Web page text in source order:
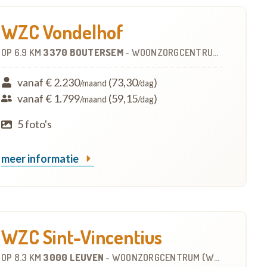
WZC Vondelhof
OP 6.9 KM 3370 BOUTERSEM - WOONZORGCENTRUM (WZC)
vanaf € 2.230/maand (73,30/dag)
vanaf € 1.799/maand (59,15/dag)
5 foto's
meer informatie
WZC Sint-Vincentius
OP 8.3 KM 3000 LEUVEN - WOONZORGCENTRUM (WZC)